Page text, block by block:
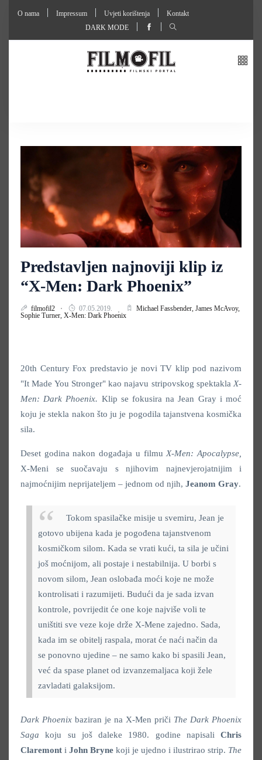
O nama Impressum Uvjeti korištenja
Kontakt
DARK MODE
Predstavljen najnoviji klip iz
“X-Men: Dark Phoenix”
filmofil2 07.05.2019. Michael Fassbender, James McAvoy,
Sophie Turner, X-Men: Dark Phoenix
20th Century Fox predstavio je novi TV klip pod nazivom
"It Made You Stronger" kao najavu stripovskog spektaklaX-
Men: Dark Phoenix. Klip se fokusira naJean Grayi moć
koju je stekla nakon što ju je pogodila tajanstvena kosmička
sila.
Deset godina nakon događaja u filmuX-Men: Apocalypse,
X-Meni se suočavaju s njihovim najnevjerojatnijim i
najmoćnijim neprijateljem – jednom od njih, Jeanom Gray.
Tokom spasilačke misije u svemiru, Jean je
gotovo ubijena kada je pogođena tajanstvenom
kosmičkom silom. Kada se vrati kući, ta sila je učini
još moćnijom, ali postaje i nestabilnija. U borbi s
novom silom, Jean oslobađa moći koje ne može
kontrolisati i razumijeti. Budući da je sada izvan
kontrole, povrijedit će one koje najviše voli te
uništiti sve veze koje drže X-Mene zajedno. Sada,
kada im se obitelj raspala, morat će naći način da
se ponovno ujedine – ne samo kako bi spasili Jean,
već da spase planet od izvanzemaljaca koji žele
zavladati galaksijom.
Dark Phoenix baziran je na X-Men priči The Dark Phoenix
Saga koju su još daleke 1980. godine napisali Chris
Claremont i John Bryne koji je ujedno i ilustrirao strip. The